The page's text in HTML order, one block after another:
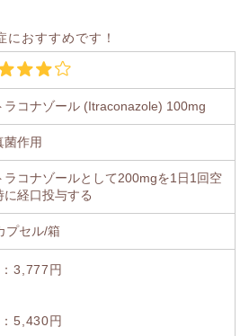
におすすめです！
ラコナゾール (Itraconazole) 100mg
菌作用
ラコナゾールとして200mgを1日1回空
に経口投与する
プセル/箱
3,777円
5,430円